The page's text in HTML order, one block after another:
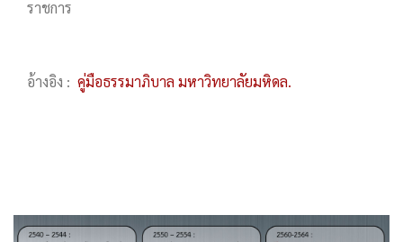
ราชการ
อ้างอิง : คู่มือธรรมาภิบาล มหาวิทยาลัยมหิดล.